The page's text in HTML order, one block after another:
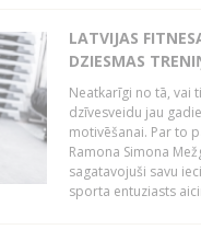
LATVIJAS
DZIESMAS
Neatkarīgi no tā, vai
dzīvesveidu jau
motivēšanai. Par to
Ramona Simona
sagatavojuši savu
sporta entuziasts